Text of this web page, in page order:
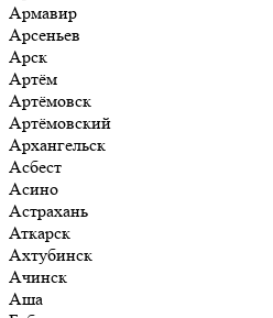
Армавир
Арсеньев
Арск
Артём
Артёмовск
Артёмовский
Архангельск
Асбест
Асино
Астрахань
Аткарск
Ахтубинск
Ачинск
Аша